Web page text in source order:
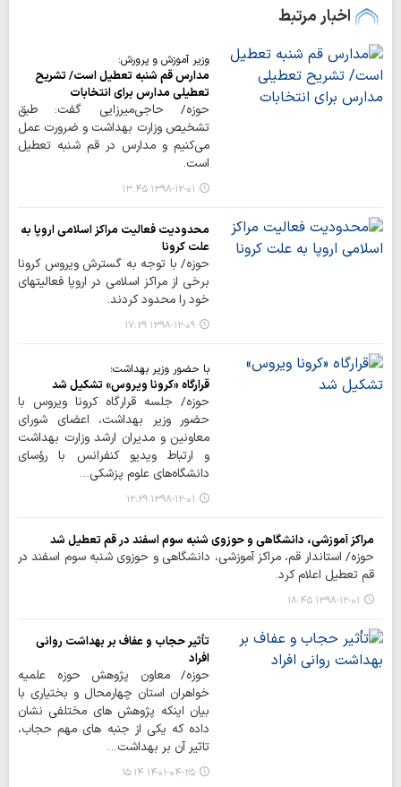
اخبار مرتبط
وزیر آموزش و پرورش:
مدارس قم شنبه تعطیل است/ تشریح
تعطیلی مدارس برای انتخابات
حوزه/ حاجی‌میرزایی گفت: طبق
تشخیص وزارت بهداشت و ضرورت عمل
می‌کنیم و مدارس در قم شنبه تعطیل
است.
۱۳۹۸-۱۲-۰۱ ۱۳:۴۵
محدودیت فعالیت مراکز اسلامی اروپا به
علت کرونا
حوزه/ با توجه به گسترش ویروس کرونا
برخی از مراکز اسلامی در اروپا فعالیتهای
خود را محدود کردند.
۱۳۹۸-۱۲-۰۹ ۱۷:۲۹
با حضور وزیر بهداشت؛
قرارگاه «کرونا ویروس» تشکیل شد
حوزه/ جلسه قرارگاه کرونا ویروس با
حضور وزیر بهداشت، اعضای شورای
معاونین و مدیران ارشد وزارت بهداشت
و ارتباط ویدیو کنفرانس با رؤسای
دانشگاه‌های علوم پزشکی…
۱۳۹۸-۱۲-۰۱ ۱۲:۲۹
مراکز آموزشی، دانشگاهی و حوزوی شنبه سوم اسفند در قم تعطیل شد
حوزه/ استاندار قم، مراکز آموزشی، دانشگاهی و حوزوی شنبه سوم اسفند در
قم تعطیل اعلام کرد.
۱۳۹۸-۱۲-۰۱ ۱۸:۴۵
تأثیر حجاب و عفاف بر بهداشت روانی
افراد
حوزه/ معاون پژوهش حوزه علمیه
خواهران استان چهارمحال و بختیاری با
بیان اینکه پژوهش های مختلفی نشان
داده که یکی از جنبه های مهم حجاب،
تاثیر آن بر بهداشت…
۱۴۰۱-۰۴-۲۵ ۱۵:۱۴